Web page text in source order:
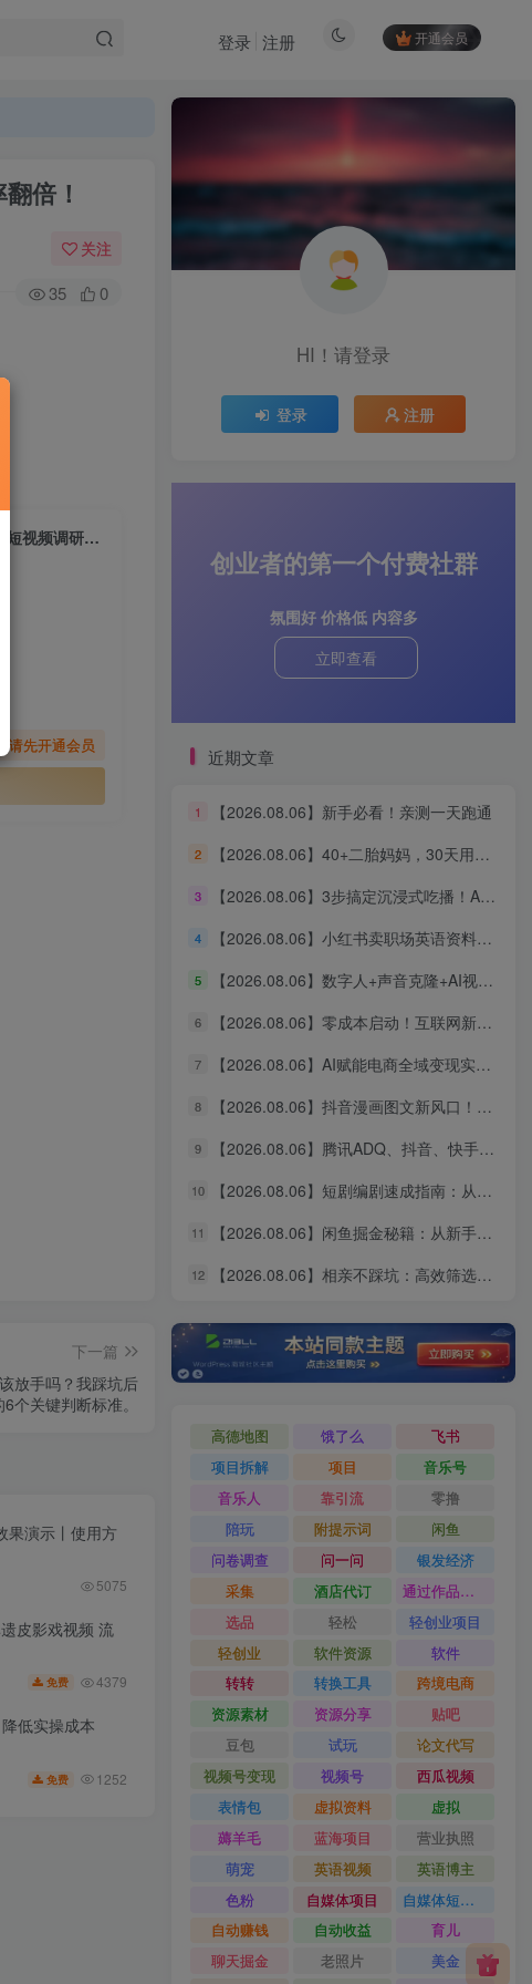
开通会员
登录 注册
倍！
关注
35 0
【2026.06.28】用得到大脑+AI，一键批量下载对标博主视频逐字稿，短视频调研效率翻倍！
请先开通会员
下一篇
放手吗？我踩坑后
个关键判断标准。
果演示丨使用方
5075
皮影戏视频 流
免费 4379
低实操成本
免费 1252
HI！请登录
登录 注册
创业者的第一个付费社群
氛围好 价格低 内容多
立即查看
近期文章
1 【2026.08.06】新手必看！亲测一天跑通
2 【2026.08.06】40+二胎妈妈，30天用AI搭建知识体系，从0启动3条“生产线”，涨粉2000+，一人公司实现自动运转（深度复盘）
3 【2026.08.06】3步搞定沉浸式吃播！AI无线画布保姆级教程，手把手教你轻松出片
4 【2026.08.06】小红书卖职场英语资料，单价39.8却狂销2万+，零基础新手也能轻松复制
5 【2026.08.06】数字人+声音克隆+AI视频生成，零基础玩转口播智能体全流程实战
6 【2026.08.06】零成本启动！互联网新个体创业全攻略：商业思维×流量实战×个人品牌，从小白到变现闭环
7 【2026.08.06】AI赋能电商全域变现实战指南｜多平台无人运营、智能工具应用、供应链合规与全链路盈利闭环系统课
8 【2026.08.06】抖音漫画图文新风口！10分钟快速出片，稳定获取创作者收益
9 【2026.08.06】腾讯ADQ、抖音、快手、B站全平台广告实操课：投手手把手教你稳定变现，拆解出单全流程
10 【2026.08.06】短剧编剧速成指南：从AI写剧指令到过稿投稿，全流程实操教学
11 【2026.08.06】闲鱼掘金秘籍：从新手到月入过万的实战全攻略，选品定价一网打尽
12 【2026.08.06】相亲不踩坑：高效筛选靠谱对象的实操指南，避开短择与利己型陷阱
高德地图 饿了么
飞书
项目拆解
项目
音乐号
音乐人
靠引流
零撸
陪玩
附提示词
闲鱼
问卷调查
问一问
银发经济
采集
酒店代订
通过作品流量
选品
轻松
轻创业项目
轻创业
软件资源
软件
转转
转换工具
跨境电商
资源素材
资源分享
贴吧
豆包
试玩
论文代写
视频号变现
视频号
西瓜视频
表情包
虚拟资料
虚拟
薅羊毛
蓝海项目
营业执照
萌宠
英语视频
英语博主
色粉
自媒体项目
自媒体短视频
自动赚钱
自动收益
育儿
聊天掘金
老照片
美金